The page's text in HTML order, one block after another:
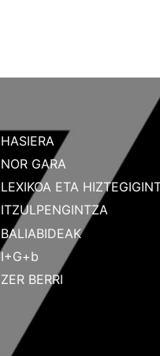
HASIERA
NOR GARA
LEXIKOA ETA
ITZULPENGINTZA
BALIABIDEAK
I+G+b
ZER BERRI